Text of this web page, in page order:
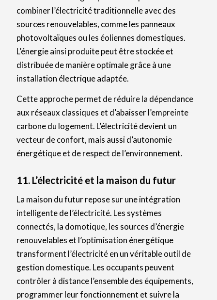
combiner l’électricité traditionnelle avec des
sources renouvelables, comme les panneaux
photovoltaïques ou les éoliennes domestiques.
L’énergie ainsi produite peut être stockée et
distribuée de manière optimale grâce à une
installation électrique adaptée.
Cette approche permet de réduire la dépendance
aux réseaux classiques et d’abaisser l’empreinte
carbone du logement. L’électricité devient un
vecteur de confort, mais aussi d’autonomie
énergétique et de respect de l’environnement.
11. L’électricité et la maison du futur
La maison du futur repose sur une intégration
intelligente de l’électricité. Les systèmes
connectés, la domotique, les sources d’énergie
renouvelables et l’optimisation énergétique
transforment l’électricité en un véritable outil de
gestion domestique. Les occupants peuvent
contrôler à distance l’ensemble des équipements,
programmer leur fonctionnement et suivre la